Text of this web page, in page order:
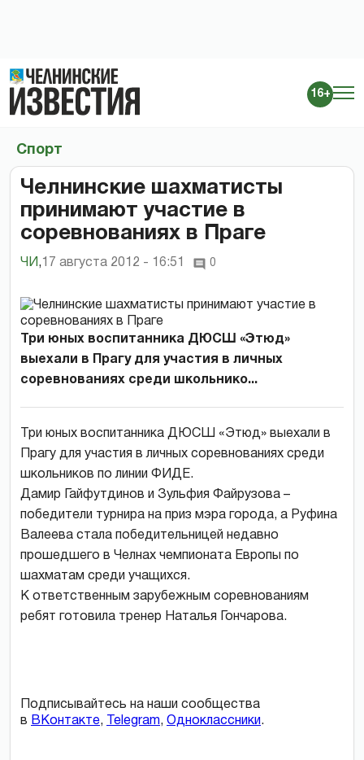
16+
Спорт
Челнинские шахматисты
принимают участие в
соревнованиях в Праге
ЧИ , 17 августа 2012 - 16:51 0
Три юных воспитанника ДЮСШ «Этюд»
выехали в Прагу для участия в личных
соревнованиях среди школьнико...
Три юных воспитанника ДЮСШ «Этюд» выехали в
Прагу для участия в личных соревнованиях среди
школьников по линии ФИДЕ.
Дамир Гайфутдинов и Зульфия Файрузова –
победители турнира на приз мэра города, а Руфина
Валеева стала победительницей недавно
прошедшего в Челнах чемпионата Европы по
шахматам среди учащихся.
К ответственным зарубежным соревнованиям
ребят готовила тренер Наталья Гончарова.
Подписывайтесь на наши сообщества
в ВКонтакте, Telegram, Одноклассники.